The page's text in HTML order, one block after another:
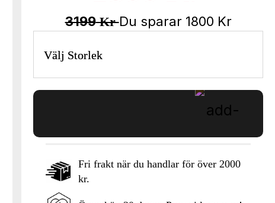
3199KrDu sparar 1800 Kr
Välj Storlek
Lägg i varukorgen
Fri frakt när du handlar för över 2000
kr.